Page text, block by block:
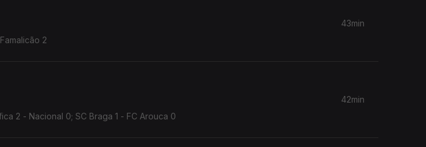
2
43min
2 - Nacional 0; SC Braga 1 - FC Arouca 0
42min